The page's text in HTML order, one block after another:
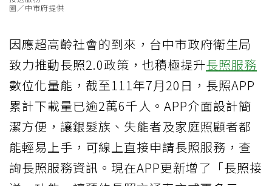
圖／中市府提供
因應超高齡社會的到來，台中市政府衛生局
致力推動長照2.0政策，也積極提升長照服務
數位化量能，截至111年7月20日，長照APP
累計下載量已逾2萬6千人。APP介面設計簡
潔方便，讓銀髮族、失能者及家庭照顧者都
能輕易上手，可線上直接申請長照服務，查
詢長照服務資訊。現在APP更新增了「長照接